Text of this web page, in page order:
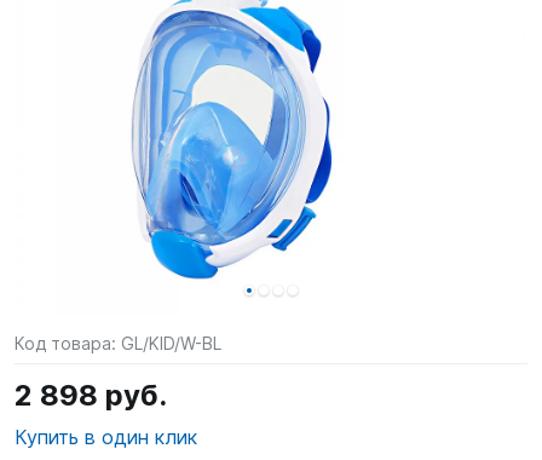
Подарочные
Код товара: GL/KID/W-BL
2 898 руб.
Купить в один клик